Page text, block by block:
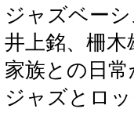
ジャズベー
井上銘、柵
家族との日
ジャズとロ